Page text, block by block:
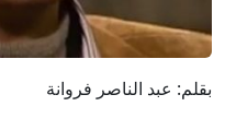
بقلم: عبد الناصر فروانة